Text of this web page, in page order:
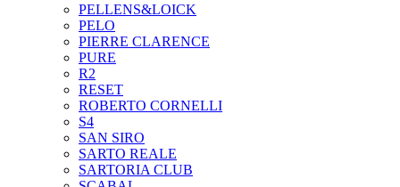
PELLENS&LOICK
PELO
PIERRE CLARENCE
PURE
R2
RESET
ROBERTO CORNELLI
S4
SAN SIRO
SARTO REALE
SARTORIA CLUB